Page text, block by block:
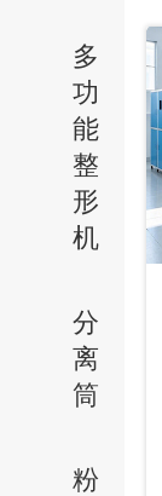
多
功
能
整
形
机
分
离
筒
粉